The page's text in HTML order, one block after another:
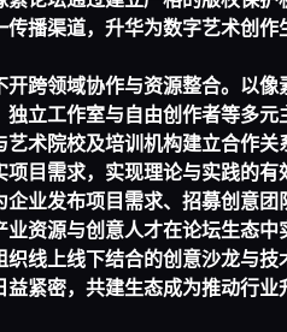
播渠道，升华为数字艺术创作
开跨领域协作与资源整合。以
立工作室与自由创作者等多元
艺术院校及培训机构建立合作
目需求，实现理论与实践的有
企业发布项目需求、招募创意
资源与创意人才在论坛生态中
织线上线下结合的创意沙龙与
紧密，共建生态成为推动行业